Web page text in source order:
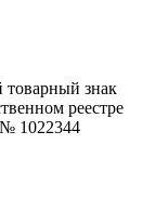
знак
реестре
№ 1022344